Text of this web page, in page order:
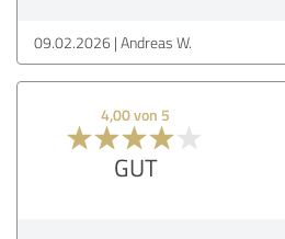
09.02.2026 Andreas W.
4,00 von 5
GUT